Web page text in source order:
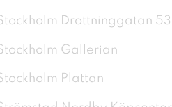
Drottninggatan 53
Gallerian
Plattan